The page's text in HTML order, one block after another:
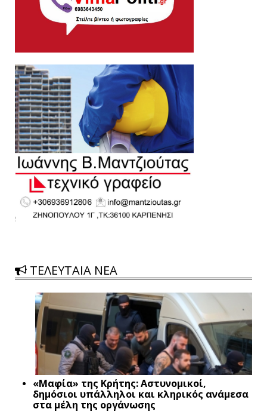
ΤΕΛΕΥΤΑΙΑ ΝΕΑ
«Μαφία» της Κρήτης: Αστυνομικοί,
δημόσιοι υπάλληλοι και κληρικός ανάμεσα
στα μέλη της οργάνωσης